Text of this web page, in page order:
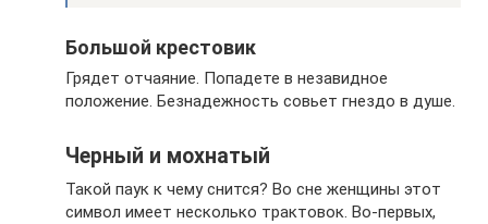
Большой крестовик
Грядет отчаяние. Попадете в незавидное
положение. Безнадежность совьет гнездо в душе.
Черный и мохнатый
Такой паук к чему снится? Во сне женщины этот
символ имеет несколько трактовок. Во-первых,